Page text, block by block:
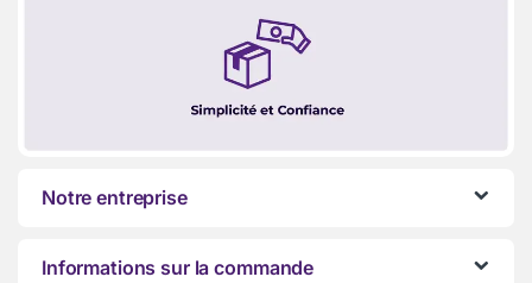
Notre entreprise
Informations sur la commande